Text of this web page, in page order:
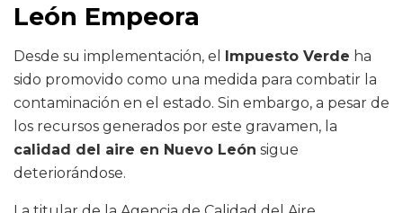
León Empeora
Desde su implementación, el Impuesto Verde ha
sido promovido como una medida para combatir la
contaminación en el estado. Sin embargo, a pesar de
los recursos generados por este gravamen, la
calidad del aire en Nuevo León sigue
deteriorándose.